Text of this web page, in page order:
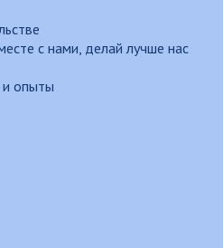
с нами, делай лучше нас
и опыты